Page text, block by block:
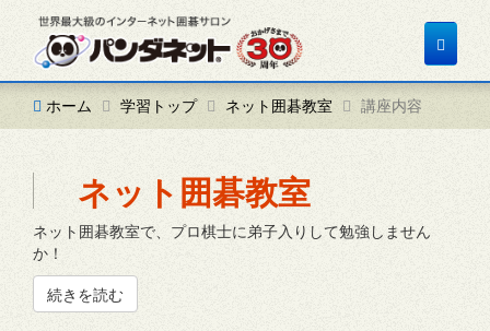
Toggle
ホーム
学習トップ ネット囲碁教室 講座内容
ネット囲碁教室
ネット囲碁教室で、プロ棋士に弟子入りして勉強しません
か！
続きを読む